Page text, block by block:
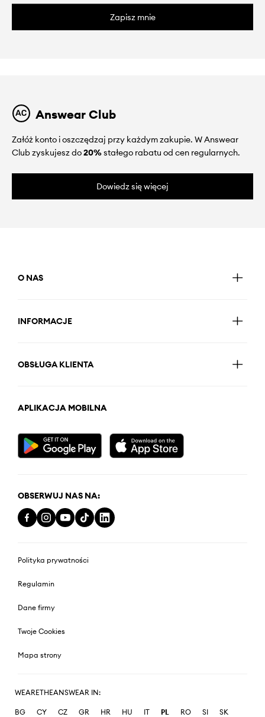
Zapisz mnie
Answear Club
Załóż konto i oszczędzaj przy każdym zakupie. W Answear
Club zyskujesz do20%stałego rabatu od cen regularnych.
Dowiedz się więcej
O NAS
INFORMACJE
OBSŁUGA KLIENTA
APLIKACJA MOBILNA
OBSERWUJ NAS NA:
Polityka prywatności
Regulamin
Dane firmy
Twoje Cookies
Mapa strony
WEARETHEANSWEAR IN:
BG CY CZ GR HR HU IT PL RO SI SK